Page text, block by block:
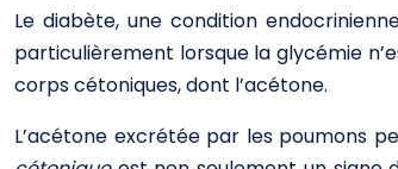
Le diabète, une condition
particulièrement lorsque la glycémie
corps cétoniques, dont l’acétone.
L’acétone excrétée par les poumons